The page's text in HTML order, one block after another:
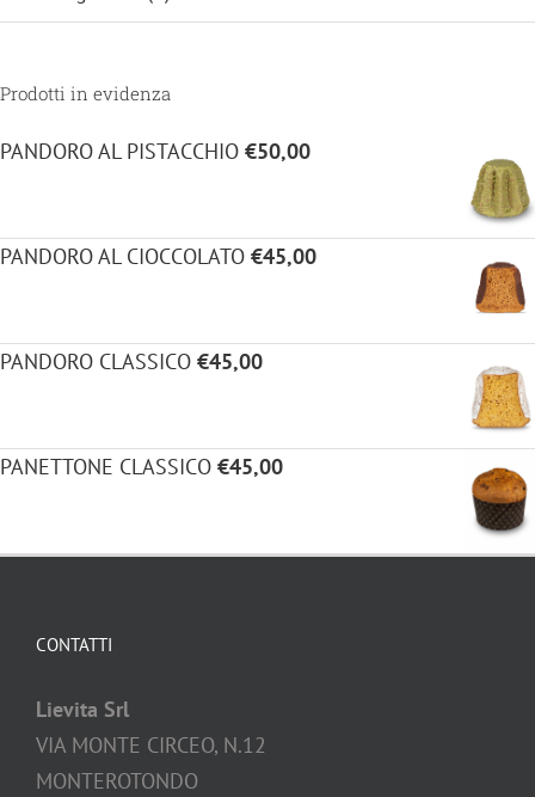
Prodotti in evidenza
PANDORO AL PISTACCHIO €50,00
PANDORO AL CIOCCOLATO €45,00
PANDORO CLASSICO €45,00
PANETTONE CLASSICO €45,00
CONTATTI
Lievita Srl
VIA MONTE CIRCEO, N.12
MONTEROTONDO